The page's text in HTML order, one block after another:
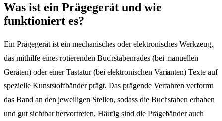
Was ist ein Prägegerät und wie
funktioniert es?
Ein Prägegerät ist ein mechanisches oder elektronisches Werkzeug,
das mithilfe eines rotierenden Buchstabenrades (bei manuellen
Geräten) oder einer Tastatur (bei elektronischen Varianten) Texte auf
spezielle Kunststoffbänder prägt. Das prägende Verfahren verformt
das Band an den jeweiligen Stellen, sodass die Buchstaben erhaben
und gut sichtbar hervortreten. Häufig sind die Prägebänder auch